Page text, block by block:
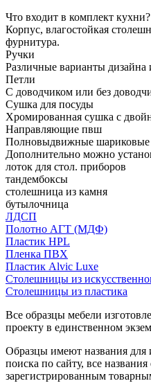
Что входит в комплект кухни?
Корпус, влагостойкая
фурнитура.
Ручки
Различные варианты дизайна
Петли
С доводчиком или без
Сушка для посуды
Хромированная сушка с
Направляющие пвш
Полновыдвижные шариковые
Дополнительно можно
лоток для стол. приборов
тандембоксы
столешница из камня
бутылочница
ЛДСП
Полотно АГТ (МДФ)
Пластик HPL
Пленка ПВХ
Пластик Alvic Luxe
Столешницы из
Столешницы из пластика
Все образцы мебели
проекту в единственном
Образцы имеют названия для
поиска по сайту, все
зарегистрированным